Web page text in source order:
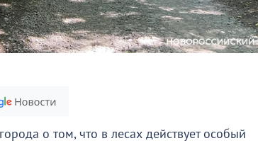
о том, что в лесах действует особый